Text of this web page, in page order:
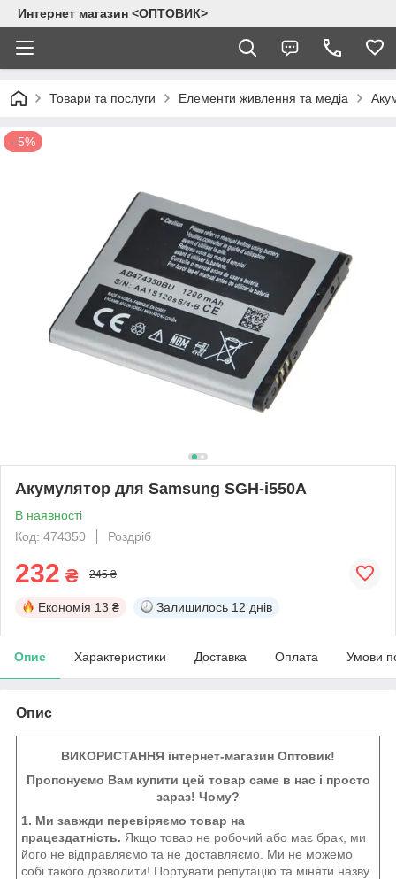
Интернет магазин <ОПТОВИК>
Товари та послуги Елементи живлення та медіа
–5%
Акумулятор для Samsung SGH-i550A
В наявності
Код: 474350
Роздріб
232 ₴ 245 ₴
Економія 13 ₴ Залишилось 12 днів
Опис Характеристики Доставка Оплата Умови
Опис
ВИКОРИСТАННЯ інтернет-магазин Оптовик!
Пропонуємо Вам купити цей товар саме в нас і просто
зараз! Чому?
1. Ми завжди перевіряємо товар на
працездатність. Якщо товар не робочий або має брак, ми
його не відправляємо та не доставляємо. Ми не можемо
собі такого дозволити! Портувати репутацію та міняти назву